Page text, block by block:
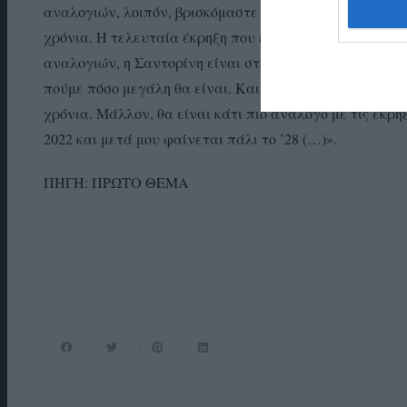
αναλογιών, λοιπόν, βρισκόμαστε μακριά. Η Σαντορίνη
χρόνια. Η τελευταία έκρηξη που είχε κάνει ήταν το
αναλογιών, η Σαντορίνη είναι στη τροχιά να κάνει
πούμε πόσο μεγάλη θα είναι. Και μάλλον δεν θα είναι
χρόνια. Μάλλον, θα είναι κάτι πιο ανάλογο με τις
2022 και μετά μου φαίνεται πάλι το ’28 (…)».
ΠΗΓΗ: ΠΡΩΤΟ ΘΕΜΑ